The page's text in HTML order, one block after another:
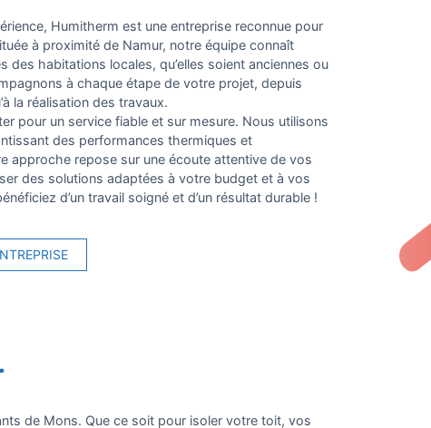
Humitherm est une entreprise reconnue pour
à proximité de Namur, notre équipe connaît
des habitations locales, qu’elles soient anciennes ou
à chaque étape de votre projet, depuis
la réalisation des travaux.
pour un service fiable et sur mesure. Nous utilisons
des performances thermiques et
approche repose sur une écoute attentive de vos
des solutions adaptées à votre budget et à vos
d’un travail soigné et d’un résultat durable !
de Mons. Que ce soit pour isoler votre toit, vos